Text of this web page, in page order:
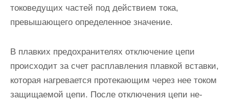
токоведущих частей под дей­ствием тока,
превышающего определенное значение.
В плавких предохранителях отключение цепи
происходит за счет расплавления плавкой вставки,
которая нагревается протекаю­щим через нее током
защищаемой цепи. После отключения цепи не­